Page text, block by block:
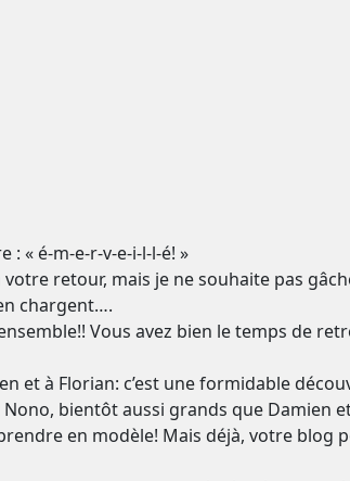
: « é-m-e-r-v-e-i-l-l-é! »
retour, mais je ne souhaite pas
chargent….
Vous avez bien le temps de
et à Florian: c’est une formidable
bientôt aussi grands que Damien
en modèle! Mais déjà, votre blog